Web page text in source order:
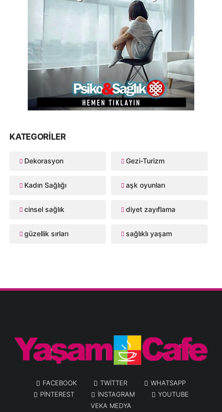
KATEGORILER
Dekorasyon Gezi-Turizm
Kadın Sağlığı aşk oyunları
cinsel sağlık diyet zayıflama
güzellik sırları sağlıklı yaşam
FACEBOOK TWITTER
WHATSAPP
PINTEREST
INSTAGRAM
YOUTUBE
VEKA MEDYA